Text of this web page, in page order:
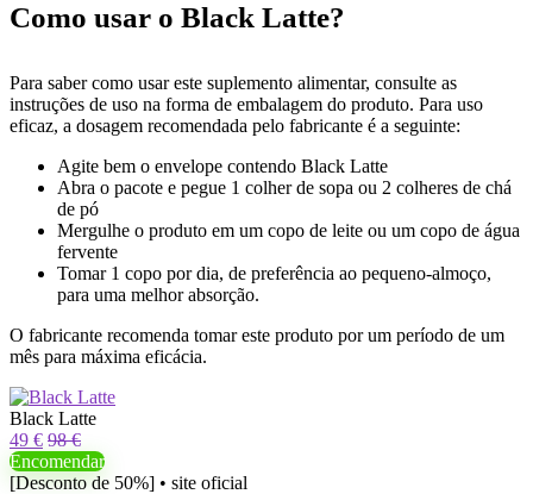
Como usar o Black Latte?
Para saber como usar este suplemento alimentar, consulte as
instruções de uso na forma de embalagem do produto. Para uso
eficaz, a dosagem recomendada pelo fabricante é a seguinte:
Agite bem o envelope contendo Black Latte
Abra o pacote e pegue 1 colher de sopa ou 2 colheres de chá
de pó
Mergulhe o produto em um copo de leite ou um copo de água
fervente
Tomar 1 copo por dia, de preferência ao pequeno-almoço,
para uma melhor absorção.
O fabricante recomenda tomar este produto por um período de um
mês para máxima eficácia.
Black Latte
49 € 98 €
Encomendar
[Desconto de 50%] • site oficial